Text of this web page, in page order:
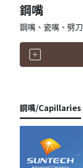
鋼嘴
鋼嘴、瓷嘴、劈刀
鋼嘴/Capillaries